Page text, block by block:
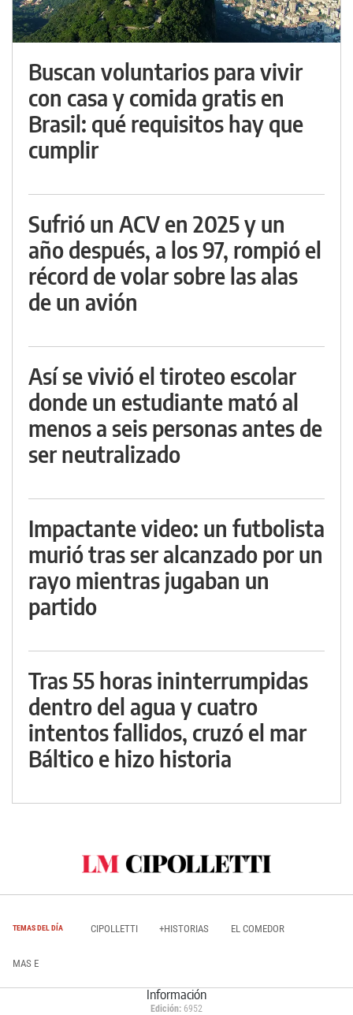
Buscan voluntarios para vivir
con casa y comida gratis en
Brasil: qué requisitos hay que
cumplir
Sufrió un ACV en 2025 y un
año después, a los 97, rompió el
récord de volar sobre las alas
de un avión
Así se vivió el tiroteo escolar
donde un estudiante mató al
menos a seis personas antes de
ser neutralizado
Impactante video: un futbolista
murió tras ser alcanzado por un
rayo mientras jugaban un
partido
Tras 55 horas ininterrumpidas
dentro del agua y cuatro
intentos fallidos, cruzó el mar
Báltico e hizo historia
TEMAS DEL DÍA CIPOLLETTI +HISTORIAS EL COMEDOR
MAS E
Información
Edición: 6952